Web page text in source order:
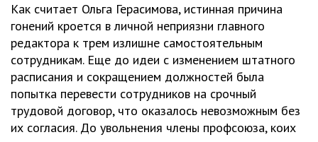
Как считает Ольга Герасимова, истинная причина
гонений кроется в личной неприязни главного
редактора к трем излишне самостоятельным
сотрудникам. Еще до идеи с изменением штатного
расписания и сокращением должностей была
попытка перевести сотрудников на срочный
трудовой договор, что оказалось невозможным без
их согласия. До увольнения члены профсоюза, коих